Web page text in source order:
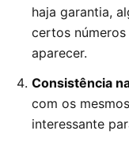
haja garantia,
certos
aparecer.
Consistência
com os
interessante